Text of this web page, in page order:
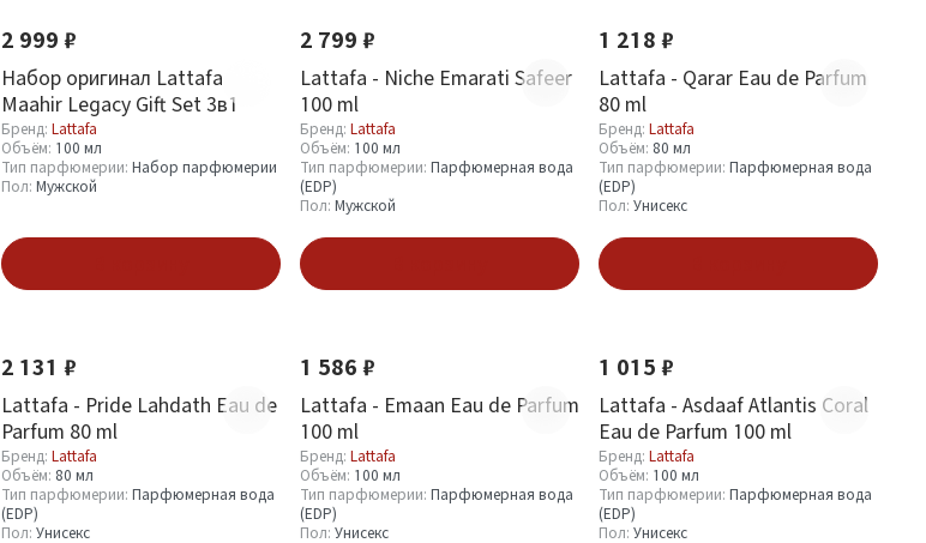
2 999 ₽
Набор оригинал Lattafa
Maahir Legacy Gift Set 3в1
Бренд: Lattafa
Объём: 100 мл
Тип парфюмерии: Набор парфюмерии
Пол: Мужской
2 799 ₽
Lattafa - Niche Emarati Safeer
100 ml
Бренд: Lattafa
Объём: 100 мл
Тип парфюмерии: Парфюмерная вода
(EDP)
Пол: Мужской
1 218 ₽
Lattafa - Qarar Eau de Parfum
80 ml
Бренд: Lattafa
Объём: 80 мл
Тип парфюмерии: Парфюмерная вода
(EDP)
Пол: Унисекс
2 131 ₽
Lattafa - Pride Lahdath Eau de
Parfum 80 ml
Бренд: Lattafa
Объём: 80 мл
Тип парфюмерии: Парфюмерная вода
(EDP)
Пол: Унисекс
1 586 ₽
Lattafa - Emaan Eau de Parfum
100 ml
Бренд: Lattafa
Объём: 100 мл
Тип парфюмерии: Парфюмерная вода
(EDP)
Пол: Унисекс
1 015 ₽
Lattafa - Asdaaf Atlantis Coral
Eau de Parfum 100 ml
Бренд: Lattafa
Объём: 100 мл
Тип парфюмерии: Парфюмерная вода
(EDP)
Пол: Унисекс